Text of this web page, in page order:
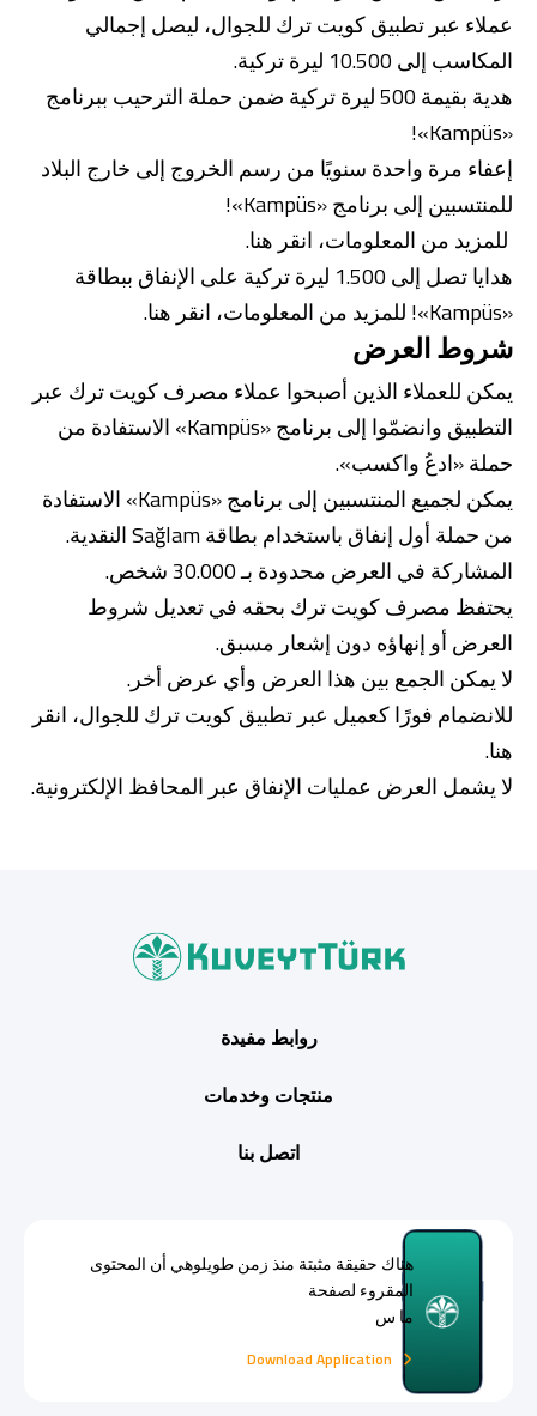
من نحن بوابة التمويل علاقات المستثمرين
مركز رضا العملاء
الفروع وأجهزة الصراف الآلي
Türkçe
English
عملاء عبر تطبيق كويت ترك للجوال، ليصل إجمالي
المكاسب إلى 10.500 ليرة تركية.
هدية بقيمة 500 ليرة تركية ضمن حملة الترحيب ببرنامج
«Kampüs»!
إعفاء مرة واحدة سنويًا من رسم الخروج إلى خارج البلاد
للمنتسبين إلى برنامج «Kampüs»!
للمزيد من المعلومات، انقر هنا.
هدايا تصل إلى 1.500 ليرة تركية على الإنفاق ببطاقة
«Kampüs»! للمزيد من المعلومات، انقر هنا.
شروط العرض
يمكن للعملاء الذين أصبحوا عملاء مصرف كويت ترك عبر
التطبيق وانضمّوا إلى برنامج «Kampüs» الاستفادة من
حملة «ادعُ واكسب».
يمكن لجميع المنتسبين إلى برنامج «Kampüs» الاستفادة
من حملة أول إنفاق باستخدام بطاقة Sağlam النقدية.
المشاركة في العرض محدودة بـ 30.000 شخص.
يحتفظ مصرف كويت ترك بحقه في تعديل شروط
العرض أو إنهاؤه دون إشعار مسبق.
لا يمكن الجمع بين هذا العرض وأي عرض أخر.
للانضمام فورًا كعميل عبر تطبيق كويت ترك للجوال، انقر
هنا.
لا يشمل العرض عمليات الإنفاق عبر المحافظ الإلكترونية.
روابط مفيدة
منتجات وخدمات
اتصل بنا
هناك حقيقة مثبتة منذ زمن طويلوهي أن المحتوى
المقروء لصفحة
ما س
Download Application